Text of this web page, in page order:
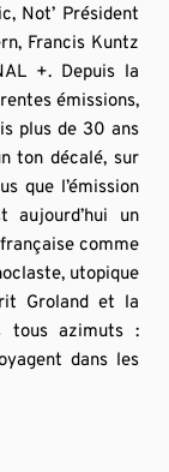
Not’ Président
Francis Kuntz
+. Depuis la
émissions,
plus de 30 ans
ton décalé, sur
que l’émission
aujourd’hui un
comme
utopique
Groland et la
tous azimuts :
dans les